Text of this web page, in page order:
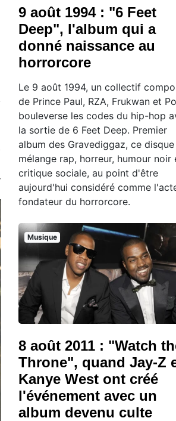
9 août 1994 : "6 Feet
Deep", l'album qui a
donné naissance au
horrorcore
Le 9 août 1994, un collectif
de Prince Paul, RZA, Frukwan et
bouleverse les codes du hip-hop
la sortie de 6 Feet Deep. Premier
album des Gravediggaz, ce disque
mélange rap, horreur, humour noir
critique sociale, au point d'être
aujourd'hui considéré comme
fondateur du horrorcore.
Musique
8 août 2011 : "Watch
Throne", quand Jay-Z
Kanye West ont créé
l'événement avec un
album devenu culte